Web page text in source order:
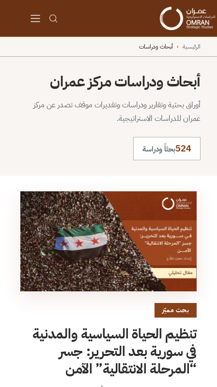
الرئيسية › أبحاث ودراسات
أبحاث ودراسات مركز عمران
أوراق بحثية وتقارير ودراسات وتقديرات موقف تصدر عن مركز
عمران للدراسات الاستراتيجية.
524بحثاً ودراسة
بحث مميّز
تنظيم الحياة السياسية والمدنية
في سورية بعد التحرير: جسر
“المرحلة الانتقالية” الآمن